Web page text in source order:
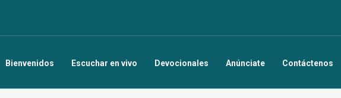
Bienvenidos Escuchar en vivo Devocionales Anúnciate Contáctenos